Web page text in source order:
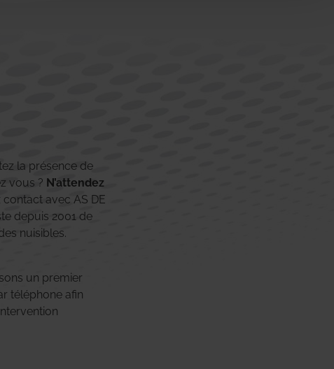
la présence de
vous ? N’attendez
contact avec AS DE
depuis 2001 de
nuisibles.
un premier
téléphone afin